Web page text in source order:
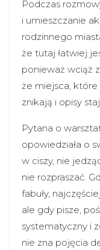
Podczas
i umieszczanie
rodzinnego
że tutaj łatwiej
ponieważ wciąż
że miejsca,
znikają i opisy
Pytana o
opowiedziała o
w ciszy, nie
nie rozpraszać.
fabuły,
ale gdy pisze,
systematyczny i
nie zna pojęcia